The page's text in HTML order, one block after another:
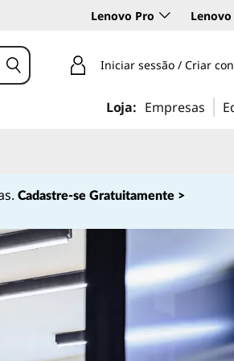
Lenovo Pro
Iniciar sessão / Criar
Loja: Empresas
Cadastre-se Gratuitamente >